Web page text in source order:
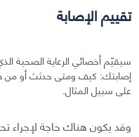
تقييم الإصابة
سيقيّم أخصائي الرعاية الصحية
إصابتك: كيف ومتى حدثث أو من
على سبيل المثال.
وقد يكون هناك حاجة